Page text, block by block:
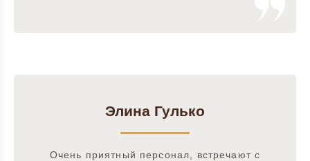
Элина Гулько
Очень приятный персонал, встречают с